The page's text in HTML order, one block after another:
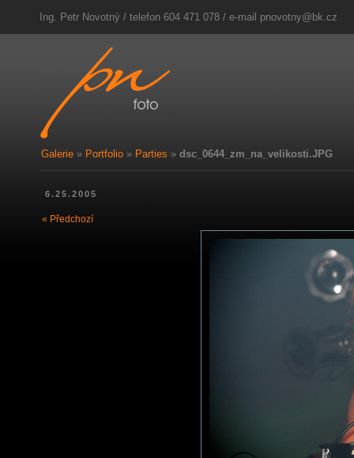
Ing. Petr Novotný / telefon 604 471 078 / e-mail pnovotny@bk.cz
Galerie » Portfolio » Parties » dsc_0644_zm_na_velikosti.JPG
6.25.2005
« Předchozí